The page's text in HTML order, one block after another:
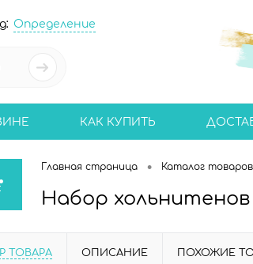
Определение
КАК КУПИТЬ
Главная страница • Каталог товаров
Набор
ТОВАРА ОПИСАНИЕ ПОХОЖИЕ